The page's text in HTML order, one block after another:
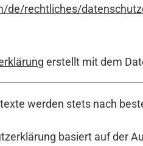
de/rechtliches/
erstellt mit dem
werden stets nach
basiert auf der